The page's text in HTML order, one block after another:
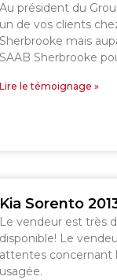
Au président du
un de vos clients
Sherbrooke mais
SAAB Sherbrooke
Lire le témoignage »
Kia Sorento
Le vendeur est très
disponible! Le
attentes concernant
usagée.